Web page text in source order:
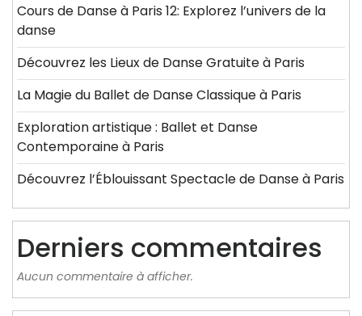
Cours de Danse à Paris 12: Explorez l’univers de la
danse
Découvrez les Lieux de Danse Gratuite à Paris
La Magie du Ballet de Danse Classique à Paris
Exploration artistique : Ballet et Danse
Contemporaine à Paris
Découvrez l’Éblouissant Spectacle de Danse à Paris
Derniers commentaires
Aucun commentaire à afficher.